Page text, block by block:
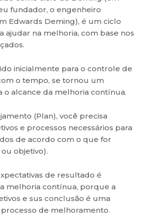
fundador, o engenheiro
Edwards Deming), é um ciclo
ajudar na melhoria, com base nos
inicialmente para o controle de
o tempo, se tornou um
o alcance da melhoria contínua.
(Plan), você precisa
e processos necessários para
de acordo com o que for
objetivo).
de resultado é
melhoria contínua, porque a
e sus conclusão é uma
de melhoramento.